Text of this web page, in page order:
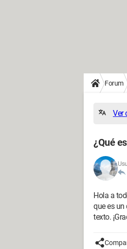
Forum
Ver
¿Qué
Hola a
que es un
texto.